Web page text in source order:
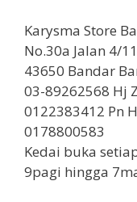
Karysma Store
No.30a Jalan 4/
43650 Bandar
03-89262568 Hj
0122383412 Pn
0178800583
Kedai buka
9pagi hingga